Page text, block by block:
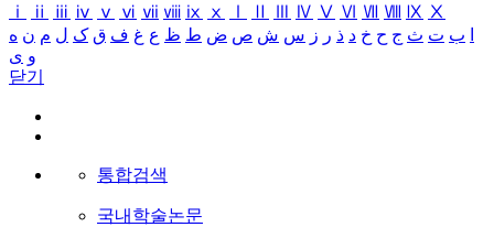
ⅰ
ⅱ ⅲ ⅳ ⅴ ⅵ ⅶ ⅷ ⅸ ⅹ Ⅳ Ⅴ Ⅵ Ⅶ Ⅷ Ⅸ Ⅹ
ب ت ث ج ح خ د ذ ر ز س ش ص ض ط ظ ع غ ف ق ک ل م ن ه
و ی
닫기
통합검색
국내학술논문